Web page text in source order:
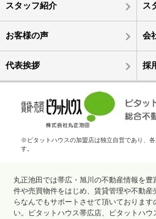
スタッフ紹介 ス
お客様の声 会
代表挨拶 採
※ピタットハウスの加盟店は独立自営であり、
す。
丸正池田では帯広・旭川の不動産情報を
件や売買物件をはじめ、賃貸管理や不動
らなんでもサポートさせて頂いておりま
い。ピタットハウス帯広店、ピタットハ